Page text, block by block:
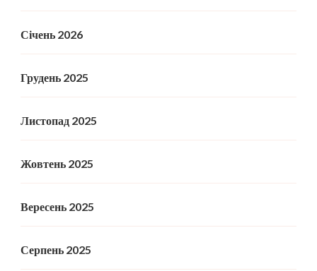
Січень 2026
Грудень 2025
Листопад 2025
Жовтень 2025
Вересень 2025
Серпень 2025